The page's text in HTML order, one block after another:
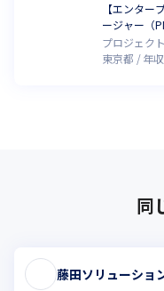
【エンタ
ージャー（
プロジェク
東京都
年
同
藤田ソリューショ